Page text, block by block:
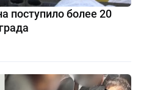
поступило более 20